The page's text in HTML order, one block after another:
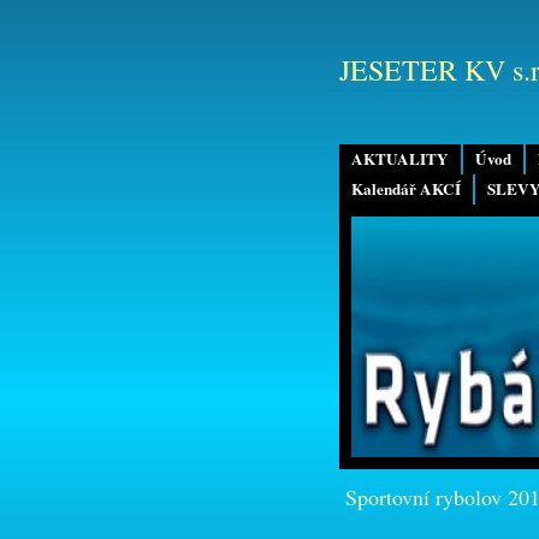
AKTUALITY Úvod
Kalendář AKCÍ
JESETER KV
Sportovní rybolov